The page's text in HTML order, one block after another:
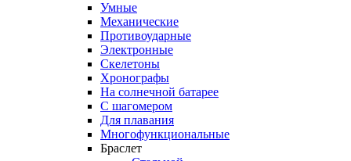
Умные
Механические
Противоударные
Электронные
Скелетоны
Хронографы
На солнечной батарее
С шагомером
Для плавания
Многофункциональные
Браслет